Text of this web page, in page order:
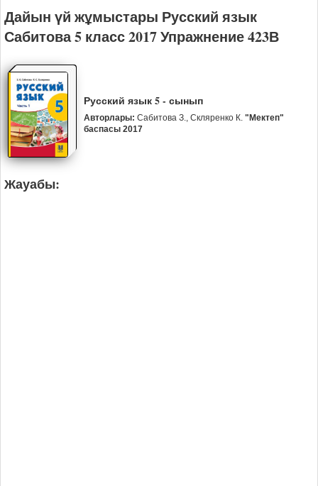
Дайын үй жұмыстары Русский язык
Сабитова 5 класс 2017 Упражнение 423В
Русский язык 5 - сынып
Авторлары: Сабитова З., Скляренко К. "Мектеп"
баспасы 2017
Жауабы: